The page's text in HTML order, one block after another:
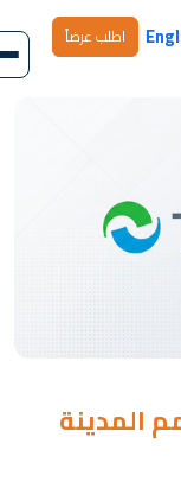
اطلب عرضاً
المدينة